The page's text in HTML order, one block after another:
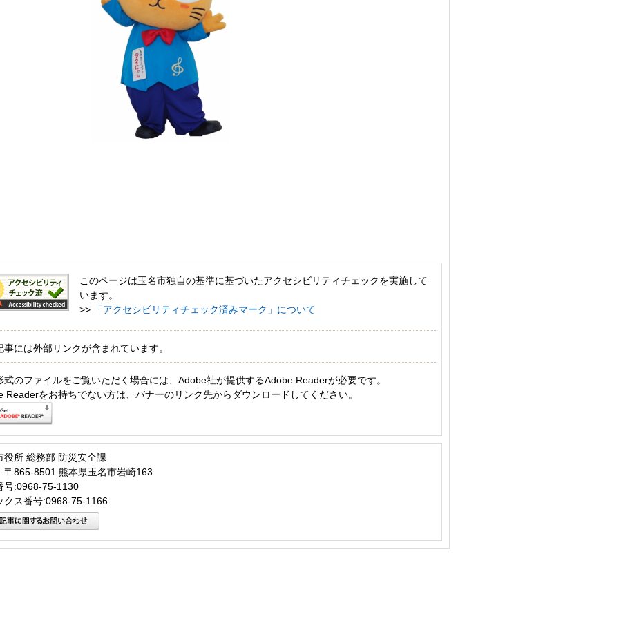
このページは玉名市独自の基準に基づいたアクセシビリティチェックを実施して
います。
>>
「アクセシビリティチェック済みマーク」について
事には外部リンクが含まれています。
式のファイルをご覧いただく場合には、Adobe社が提供するAdobe Readerが必要です。
Readerをお持ちでない方は、バナーのリンク先からダウンロードしてください。
役所 総務部 防災安全課
〒865-8501 熊本県玉名市岩崎163
号:0968-75-1130
クス番号:0968-75-1166